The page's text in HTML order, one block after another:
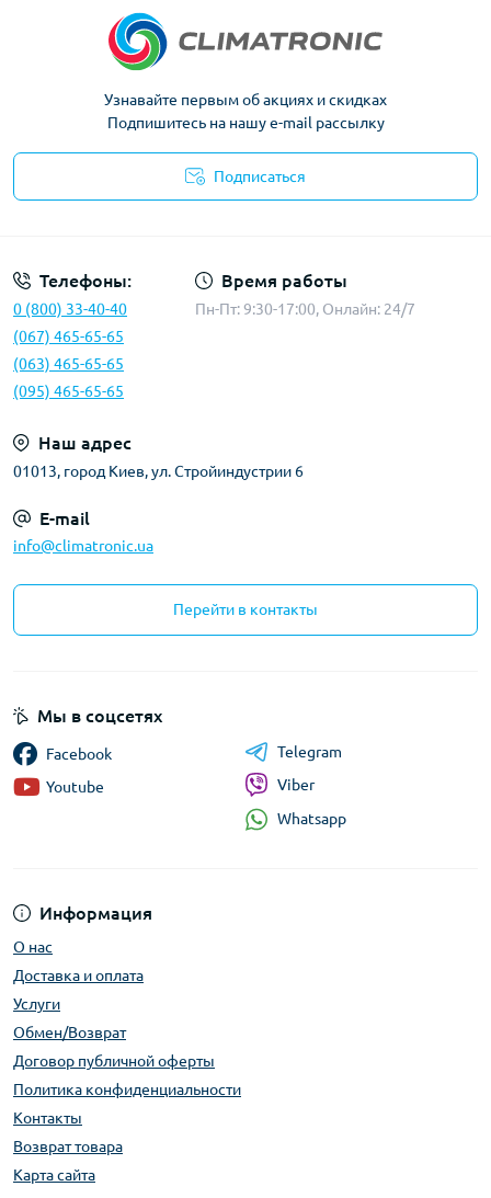
Узнавайте первым об акциях и скидках
Подпишитесь на нашу e-mail рассылку
Подписаться
Телефоны:
0 (800) 33-40-40
(067) 465-65-65
(063) 465-65-65
(095) 465-65-65
Время работы
Пн-Пт: 9:30-17:00, Онлайн: 24/7
Наш адрес
01013, город Киев, ул. Стройиндустрии 6
E-mail
info@climatronic.ua
Перейти в контакты
Информация
О нас
Доставка и оплата
Услуги
Обмен/Возврат
Договор публичной оферты
Политика конфиденциальности
Контакты
Возврат товара
Карта сайта
Мы в соцсетях
Facebook
Youtube
Telegram
Viber
Whatsapp